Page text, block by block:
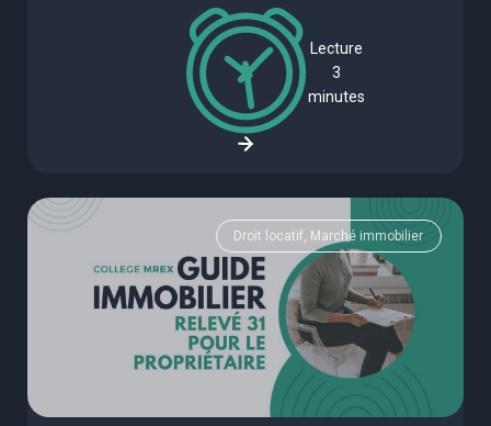
Lecture
3
minutes
Droit locatif, Marché immobilier